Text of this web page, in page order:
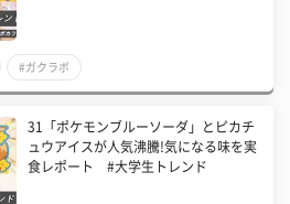
#ガクラボ
31「ポケモンブルーソーダ」とピカチ
ュウアイスが人気沸騰!気になる味を実
食レポート #大学生トレンド